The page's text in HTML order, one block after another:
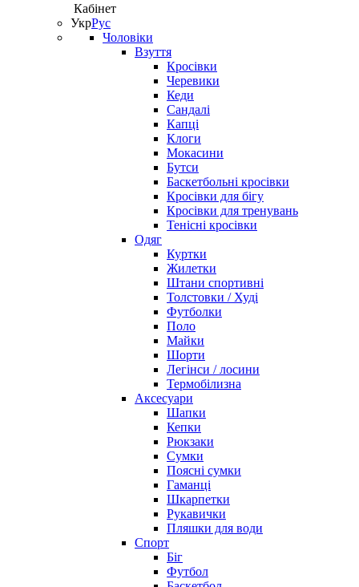
Кабінет
УкрРус
Чоловіки
Взуття
Кросівки
Черевики
Кеди
Сандалі
Капці
Клоги
Мокасини
Бутси
Баскетбольні кросівки
Кросівки для бігу
Кросівки для тренувань
Тенісні кросівки
Одяг
Куртки
Жилетки
Штани спортивні
Толстовки / Худі
Футболки
Поло
Майки
Шорти
Легінси / лосини
Термобілизна
Аксесуари
Шапки
Кепки
Рюкзаки
Сумки
Поясні сумки
Гаманці
Шкарпетки
Рукавички
Пляшки для води
Спорт
Біг
Футбол